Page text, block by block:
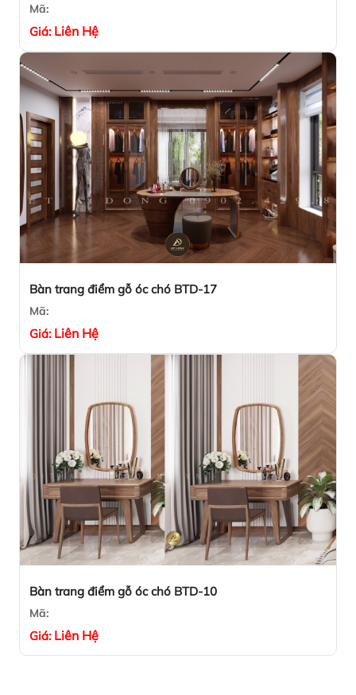
Mã:
Giá: Liên Hệ
Bàn trang điểm gỗ óc chó BTD-17
Mã:
Giá: Liên Hệ
Bàn trang điểm gỗ óc chó BTD-10
Mã:
Giá: Liên Hệ